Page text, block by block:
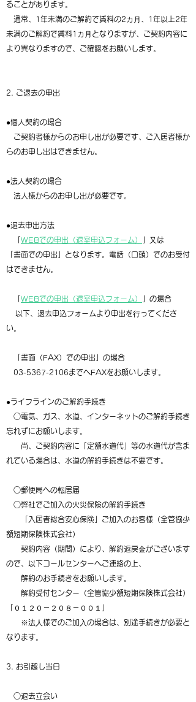
ることがあります。
通常、1年未満のご解約で賃料の2ヵ⽉、1年以上2年
未満のご解約で賃料1ヵ⽉となりますが、ご契約内容に
より異なりますので、ご確認をお願いします。
2. ご退去の申出
●個人契約の場合
ご契約者様からのお申し出が必要です、ご入居者様か
らのお申し出はできません。
●法人契約の場合
法人様からのお申し出が必要です。
●退去申出方法
WEBでの申出（退室申込フォーム）
」⼜は
「書面での申出」となります。電話（口頭）でのお受付
はできません。
WEBでの申出（退室申込フォーム）
」の場合
以下、退去申込フォームより申出を⾏ってくださ
い。
「書面（FAX）での申出」の場合
03-5367-2106までへFAXをお願いします。
●ライフラインのご解約手続き
○電気、ガス、水道、インターネットのご解約手続き
忘れずにお願いします。
尚、ご契約内容に「定額水道代」等の水道代が含ま
れている場合は、水道の解約手続きは不要です。
○郵便局への転居届
○弊社でご加入の火災保険の解約手続き
「入居者総合安心保険」ご加入のお客様（全管協少
額短期保険株式会社）
契約内容（期間）により、解約返戻⾦がございます
ので、以下コールセンターへご連絡の上、
解約のお手続きをお願いします。
解約受付センター（全管協少額短期保険株式会社）
「０１２０－２０８－００１」
※法⼈様でのご加⼊の場合は、別途手続きが必要と
なります。
3. お引越し当日
○退去立会い